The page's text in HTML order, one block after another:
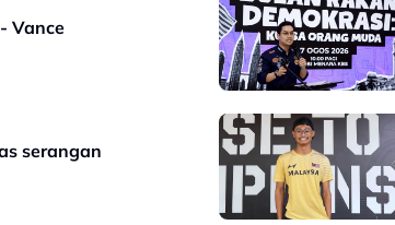
Vance
serangan